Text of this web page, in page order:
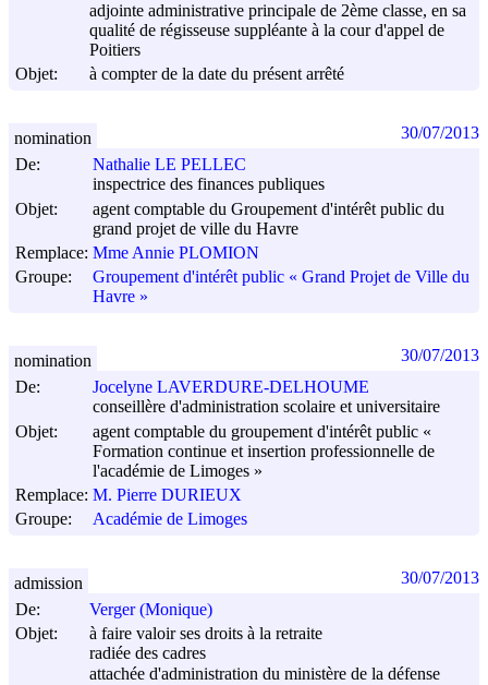
adjointe administrative principale de 2ème classe, en sa
qualité de régisseuse suppléante à la cour d'appel de
Poitiers
Objet:
à compter de la date du présent arrêté
De:
Nathalie LE PELLEC
inspectrice des finances publiques
Objet:
agent comptable du Groupement d'intérêt public du
grand projet de ville du Havre
Remplace: Mme Annie PLOMION
Groupe:
Groupement d'intérêt public « Grand Projet de Ville du
Havre »
nomination 30/07/2013
De:
Jocelyne LAVERDURE-DELHOUME
conseillère d'administration scolaire et universitaire
Objet:
agent comptable du groupement d'intérêt public «
Formation continue et insertion professionnelle de
l'académie de Limoges »
Remplace: M. Pierre DURIEUX
Groupe:
Académie de Limoges
nomination 30/07/2013
De:
Verger (Monique)
Objet:
à faire valoir ses droits à la retraite
radiée des cadres
attachée d'administration du ministère de la défense
admission 30/07/2013